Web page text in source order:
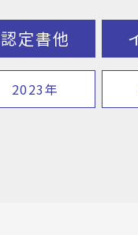
認定書他
2023年